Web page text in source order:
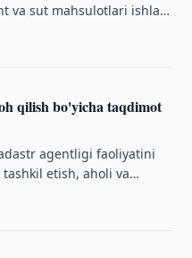
va sut mahsulotlari ishlab
qilish bo'yicha taqdimot
agentligi faoliyatini
etish, aholi va